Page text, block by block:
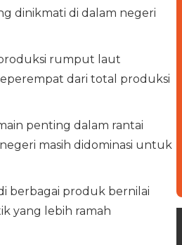
dinikmati di dalam negeri
rumput laut
dari total produksi
penting dalam rantai
masih didominasi untuk
berbagai produk bernilai
yang lebih ramah